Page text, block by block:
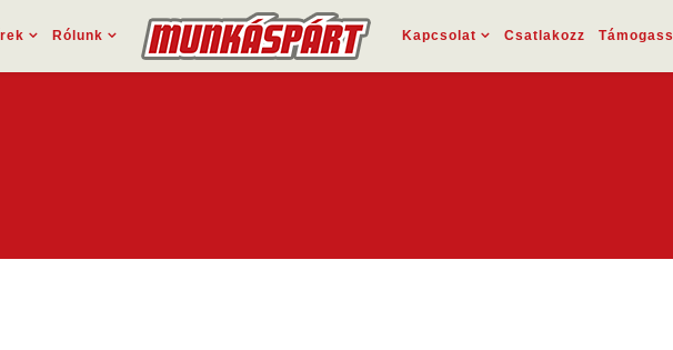
Rólunk Kapcsolat Csatlakozz Támogass